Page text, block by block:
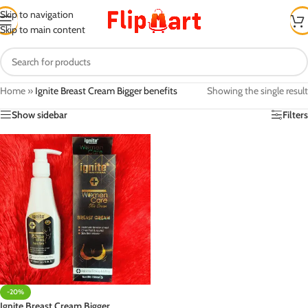
Skip to navigation
Skip to main content
Home » Ignite Breast Cream Bigger benefits
Showing the single result
Show sidebar
Filters
-20%